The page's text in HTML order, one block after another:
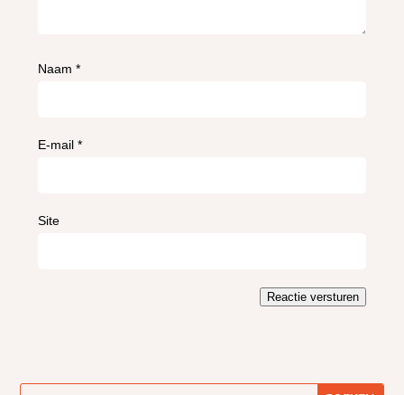
Naam*
E-mail*
Site
Reactie versturen